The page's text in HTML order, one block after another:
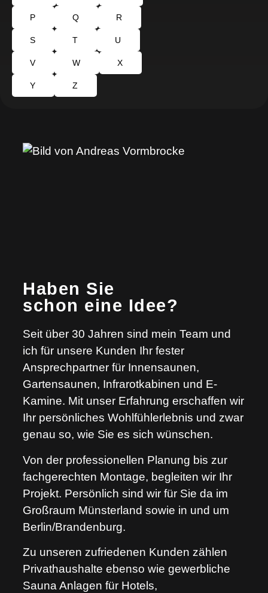
P Q R
S T U
V W X
Y Z
Haben Sie
schon eine Idee?
Seit über 30 Jahren sind mein Team und
ich für unsere Kunden Ihr fester
Ansprechpartner für Innensaunen,
Gartensaunen, Infrarotkabinen und E-
Kamine. Mit unser Erfahrung erschaffen wir
Ihr persönliches Wohlfühlerlebnis und zwar
genau so, wie Sie es sich wünschen.
Von der professionellen Planung bis zur
fachgerechten Montage, begleiten wir Ihr
Projekt. Persönlich sind wir für Sie da im
Großraum Münsterland sowie in und um
Berlin/Brandenburg.
Zu unseren zufriedenen Kunden zählen
Privathaushalte ebenso wie gewerbliche
Sauna Anlagen für Hotels,